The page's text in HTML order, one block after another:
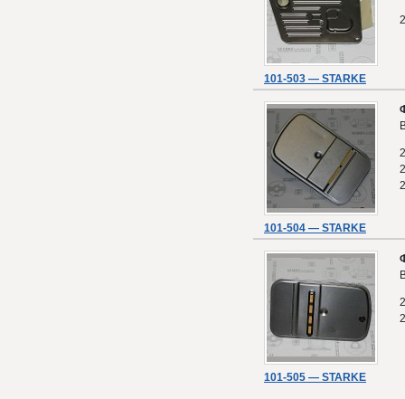
101-503 — STARKE
101-504 — STARKE
101-505 — STARKE